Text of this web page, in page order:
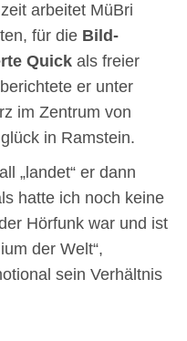
arbeitet MüBri
für die Bild-
Quick als freier
er unter
im Zentrum von
in Ramstein.
„landet“ er dann
hatte ich noch keine
Hörfunk war und ist
der Welt“,
sein Verhältnis